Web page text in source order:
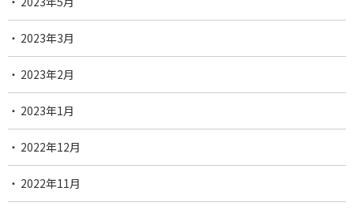
2023年3月
2023年2月
2023年1月
2022年12月
2022年11月